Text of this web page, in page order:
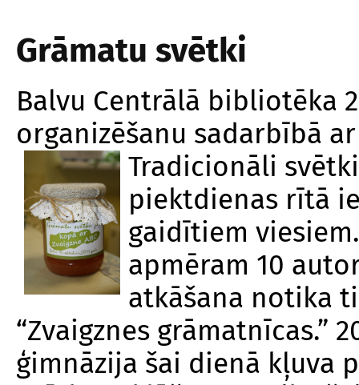
Grāmatu svētki
Balvu Centrālā bibliotēka
organizēšanu sadarbībā ar
Tradicionāli
piektdienas rītā
gaidītiem
apmēram 10
atkāšana notika
“Zvaigznes grāmatnīcas.”
ģimnāzija šai dienā kļuva